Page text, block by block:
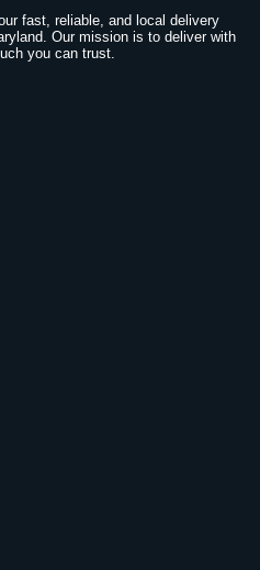
fast, reliable, and local delivery
Our mission is to deliver with
you can trust.